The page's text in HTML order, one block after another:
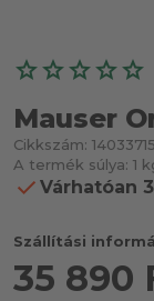
Mauser
Cikkszám:
A termék súlya: 1
Várhatóan
Szállítási
35 890